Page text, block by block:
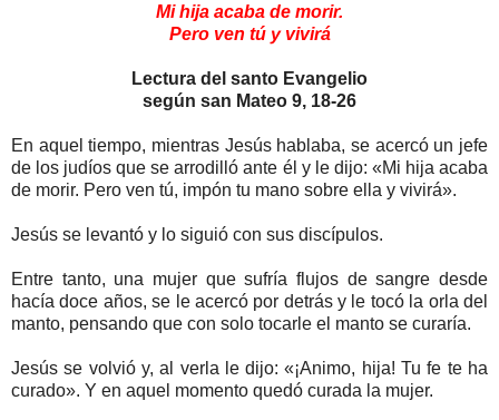
Mi hija acaba de morir.
Pero ven tú y vivirá
Lectura del santo Evangelio
según san Mateo 9, 18-26
En aquel tiempo, mientras Jesús hablaba, se acercó un jefe
de los judíos que se arrodilló ante él y le dijo: «Mi hija acaba
de morir. Pero ven tú, impón tu mano sobre ella y vivirá».
Jesús se levantó y lo siguió con sus discípulos.
Entre tanto, una mujer que sufría flujos de sangre desde
hacía doce años, se le acercó por detrás y le tocó la orla del
manto, pensando que con solo tocarle el manto se curaría.
Jesús se volvió y, al verla le dijo: «¡Animo, hija! Tu fe te ha
curado». Y en aquel momento quedó curada la mujer.